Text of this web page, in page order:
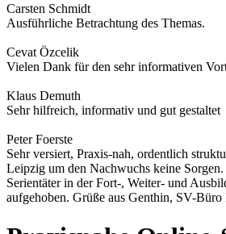
Carsten Schmidt
Ausführliche Betrachtung des Themas.
Cevat Özcelik
Vielen Dank für den sehr informativen
Klaus Demuth
Sehr hilfreich, informativ und gut gestaltet
Peter Foerste
Sehr versiert, Praxis-nah, ordentlich
Leipzig um den Nachwuchs keine
Serientäter in der Fort-, Weiter- und
aufgehoben. Grüße aus Genthin, SV-Büro